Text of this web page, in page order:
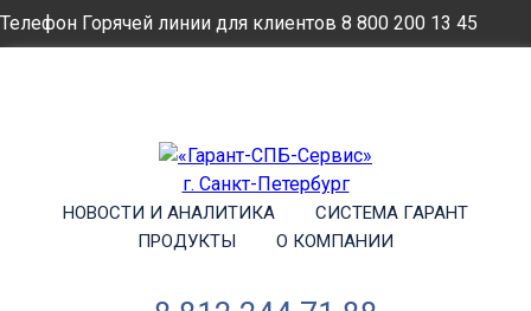
Телефон Горячей линии для клиентов 8 800 200 13 45
НОВОСТИ И АНАЛИТИКА
СИСТЕМА ГАРАНТ
ПРОДУКТЫ
О КОМПАНИИ